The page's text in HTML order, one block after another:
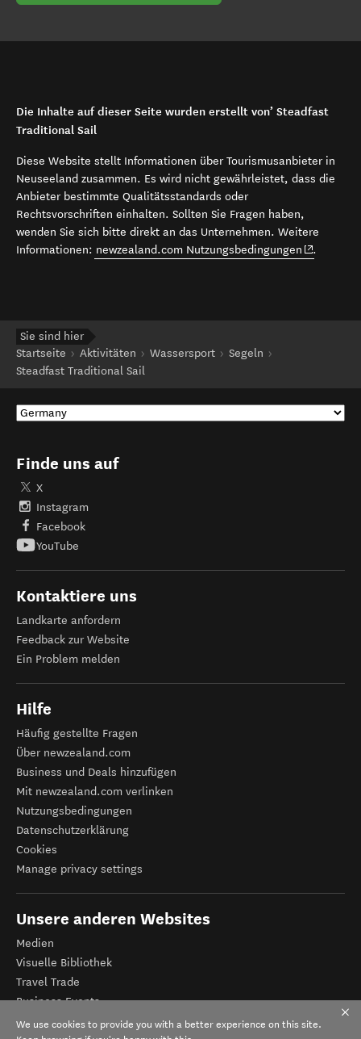
Die Inhalte auf dieser Seite wurden erstellt von’ Steadfast
Traditional Sail
Diese Website stellt Informationen über Tourismusanbieter in
Neuseeland zusammen. Es wird nicht gewährleistet, dass die
Anbieter bestimmte Qualitätsstandards oder
Rechtsvorschriften einhalten. Sollten Sie Fragen haben,
wenden Sie sich bitte direkt an das Unternehmen. Weitere
Informationen: newzealand.com Nutzungsbedingungen (opens in
.
Sie sind hier
Startseite
Aktivitäten Wassersport
Segeln
Steadfast Traditional Sail
Finde uns auf
X
Instagram
Facebook
YouTube
Kontaktiere uns
Landkarte anfordern
Feedback zur Website
Ein Problem melden
Hilfe
Häufig gestellte Fragen
Über newzealand.com
Business und Deals hinzufügen
Mit newzealand.com verlinken
Nutzungsbedingungen
Datenschutzerklärung
Cookies
Manage privacy settings
Unsere anderen Websites
Medien
Visuelle Bibliothek
Travel Trade
Business Events
Tourismus Neuseeland
We use cookies to provide you with a better experience on this site.